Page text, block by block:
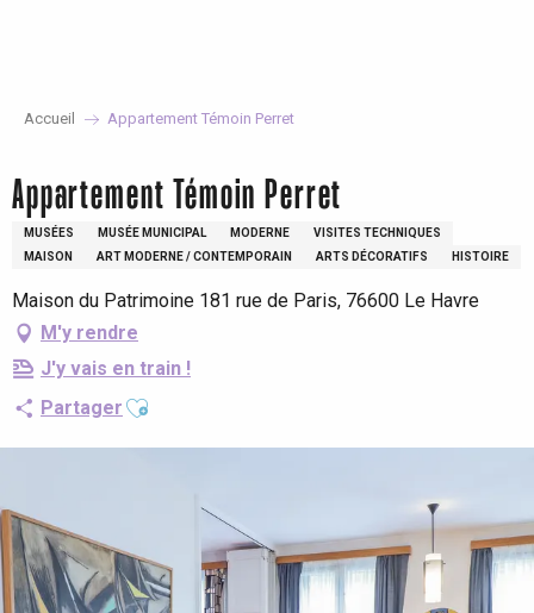
Accueil Appartement Témoin Perret
Appartement Témoin Perret
MUSÉES MUSÉE MUNICIPAL MODERNE
VISITES TECHNIQUES
MAISON
ART MODERNE / CONTEMPORAIN ARTS DÉCORATIFS HISTOIRE
Maison du Patrimoine 181 rue de Paris, 76600 Le Havre
M'y rendre
J'y vais en train !
Partager Ajouter aux favoris